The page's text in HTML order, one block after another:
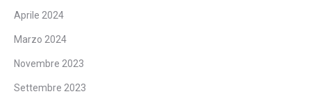
Aprile 2024
Marzo 2024
Novembre 2023
Settembre 2023